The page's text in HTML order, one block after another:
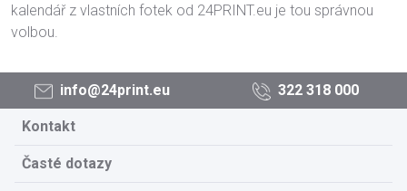
kalendář z vlastních fotek od 24PRINT.eu je tou správnou
volbou.
info@24print.eu 322 318 000
Kontakt
Časté dotazy